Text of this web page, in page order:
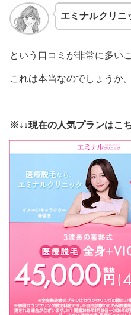
エミナルクリニ
という口コミが非常に多い
これは本当なのでしょうか。
※↓↓現在の人気プランはこ